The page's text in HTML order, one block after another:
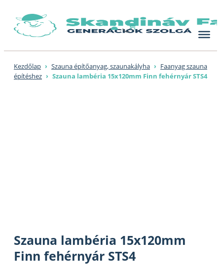
content
Kezdőlap › Szauna építőanyag, szaunakályha › Faanyag szauna
építéshez › Szauna lambéria 15x120mm Finn fehérnyár STS4
Szauna lambéria 15x120mm
Finn fehérnyár STS4